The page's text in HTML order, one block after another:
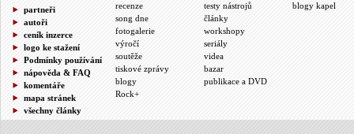
partneři
autoři
ceník inzerce
logo ke stažení
Podmínky používání
nápověda & FAQ
komentáře
mapa stránek
všechny články
recenze
song dne
fotogalerie
výročí
soutěže
tiskové zprávy
blogy
Rock+
testy nástrojů
články
workshopy
seriály
videa
bazar
publikace a DVD
blogy kapel